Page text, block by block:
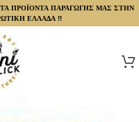
ΠΡΟΪΟΝΤΑ ΠΑΡΑΓΩΓΗΣ ΜΑΣ ΣΤΗΝ
ΕΛΛΑΔΑ !!